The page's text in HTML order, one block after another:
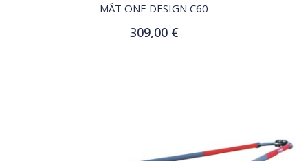
MÂT ONE DESIGN C60
309,00 €
Ajouter au panier